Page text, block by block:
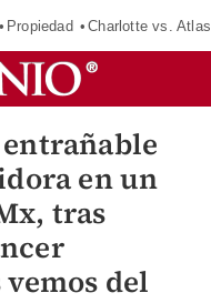
Propiedad Charlotte vs. Atlas
en un
tras
del